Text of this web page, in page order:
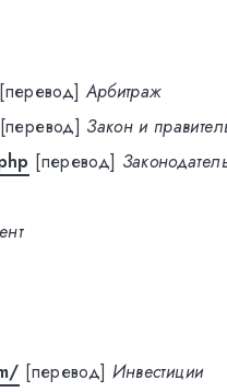
[перевод] Арбитраж
[перевод] Закон и
[перевод]
[перевод] Инвестиции